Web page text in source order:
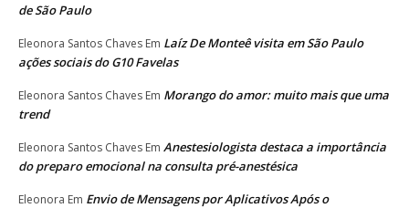
de São Paulo
Eleonora Santos Chaves Em Laíz De Monteê visita em São Paulo
ações sociais do G10 Favelas
Eleonora Santos Chaves Em Morango do amor: muito mais que uma
trend
Eleonora Santos Chaves Em Anestesiologista destaca a importância
do preparo emocional na consulta pré-anestésica
Eleonora Em Envio de Mensagens por Aplicativos Após o